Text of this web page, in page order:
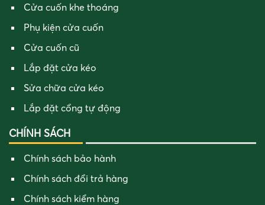
Cửa cuốn khe thoáng
Phụ kiện cửa cuốn
Cửa cuốn cũ
Lắp đặt cửa kéo
Sửa chữa cửa kéo
Lắp đặt cổng tự động
CHÍNH SÁCH
Chính sách bảo hành
Chính sách đổi trả hàng
Chính sách kiểm hàng